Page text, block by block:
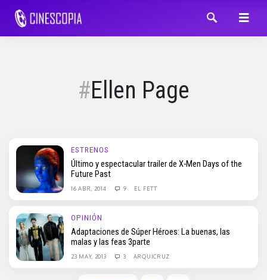
Ellen Page
ESTRENOS
Último y espectacular trailer de X-Men Days of the
Future Past
16 ABR, 2014 9 EL FETT
OPINIÓN
Adaptaciones de Súper Héroes: La buenas, las
malas y las feas 3parte
23 MAY, 2013 3 ARQUICRUZ